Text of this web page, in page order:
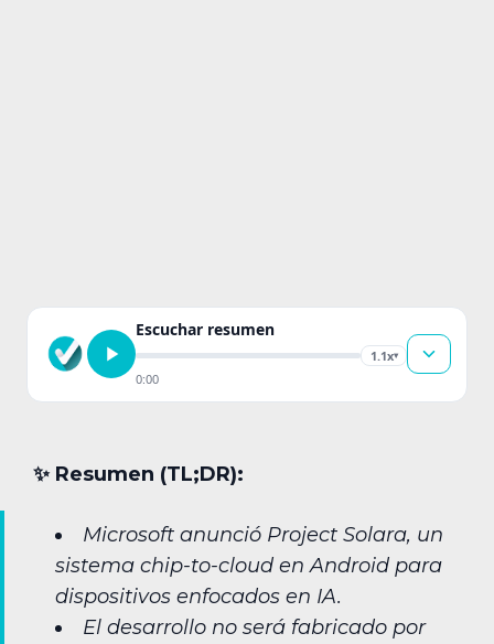
Escuchar resumen
1.1x▾
0:00
✨︎ Resumen (TL;DR):
Microsoft anunció Project Solara, un
sistema chip-to-cloud en Android para
dispositivos enfocados en IA.
El desarrollo no será fabricado por